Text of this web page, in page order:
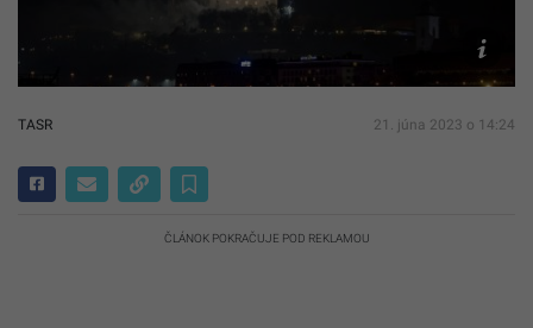
Zachar
TASR 21. júna 2023 o 14:24
ČLÁNOK POKRAČUJE POD REKLAMOU